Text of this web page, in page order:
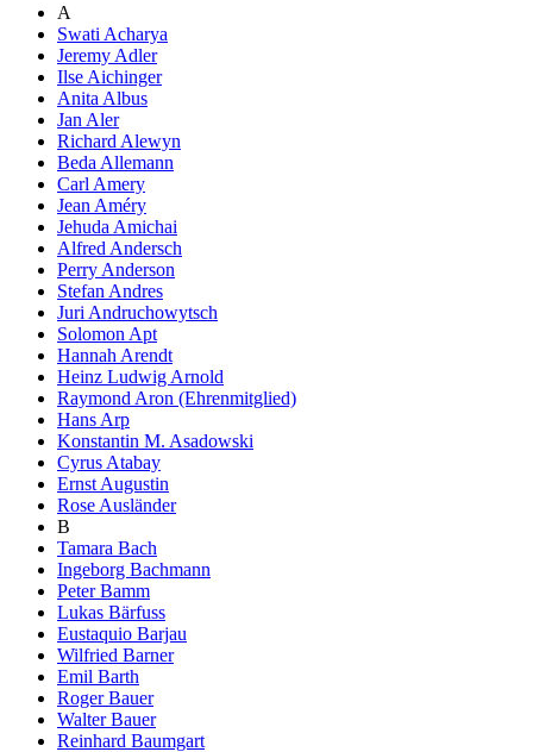
A
Swati Acharya
Jeremy Adler
Ilse Aichinger
Anita Albus
Jan Aler
Richard Alewyn
Beda Allemann
Carl Amery
Jean Améry
Jehuda Amichai
Alfred Andersch
Perry Anderson
Stefan Andres
Juri Andruchowytsch
Solomon Apt
Hannah Arendt
Heinz Ludwig Arnold
Raymond Aron (Ehrenmitglied)
Hans Arp
Konstantin M. Asadowski
Cyrus Atabay
Ernst Augustin
Rose Ausländer
B
Tamara Bach
Ingeborg Bachmann
Peter Bamm
Lukas Bärfuss
Eustaquio Barjau
Wilfried Barner
Emil Barth
Roger Bauer
Walter Bauer
Reinhard Baumgart